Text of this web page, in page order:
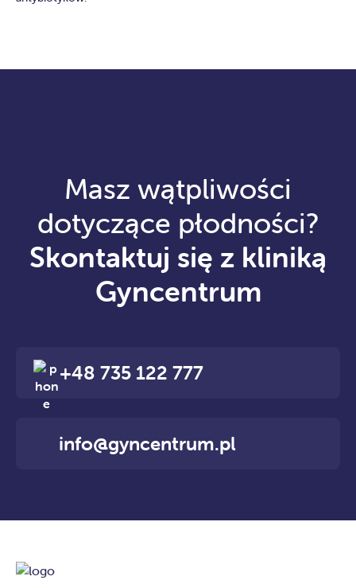
Masz wątpliwości
dotyczące płodności?
Skontaktuj się z kliniką
Gyncentrum
+48 735 122 777
info@gyncentrum.pl